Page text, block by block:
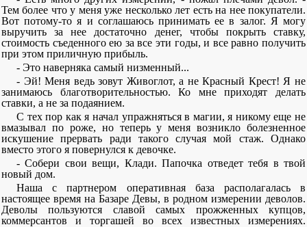
Тем более что у меня уже несколько лет есть на нее покупатели.
Вот потому-то я и соглашаюсь принимать ее в залог. Я могу
выручить за нее достаточно денег, чтобы покрыть ставку,
стоимость съеденного ею за все эти годы, и все равно получить
при этом приличную прибыль.
- Это наверняка самый низменный...
- Эй! Меня ведь зовут Живоглот, а не Красный Крест! Я не
занимаюсь благотворительностью. Ко мне приходят делать
ставки, а не за подаянием.
С тех пор как я начал упражняться в магии, я никому еще не
вмазывал по роже, но теперь у меня возникло болезненное
искушение прервать ради такого случая мой стаж. Однако
вместо этого я повернулся к девочке.
- Собери свои вещи, Клади. Папочка отведет тебя в твой
новый дом.
Наша с партнером оперативная база располагалась в
настоящее время на Базаре Девы, в родном измерении деволов.
Деволы пользуются славой самых прожженных купцов,
коммерсантов и торгашей во всех известных измерениях.